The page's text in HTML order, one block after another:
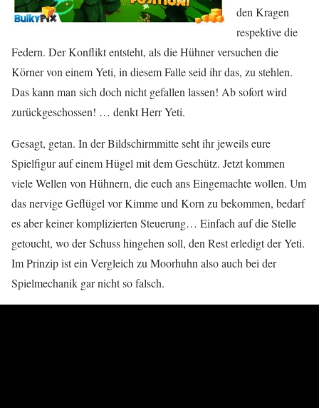
den Kragen
respektive die
Federn. Der Konflikt entsteht, als die Hühner versuchen die
Körner von einem Yeti, in diesem Falle seid ihr das, zu stehlen.
Das kann man sich doch nicht gefallen lassen! Ab sofort wird
zurückgeschossen! … denkt Herr Yeti.
Gesagt, getan. In der Bildschirmmitte seht ihr jeweils eure
Spielfigur auf einem Hügel mit dem Geschütz. Jetzt kommen
viele Wellen von Hühnern, die euch ans Eingemachte wollen. Um
das nervige Geflügel vor Kimme und Korn zu bekommen, bedarf
es aber keiner komplizierten Steuerung… Einfach auf die Stelle
getoucht, wo der Schuss hingehen soll, den Rest erledigt der Yeti.
Im Prinzip ist ein Vergleich zu Moorhuhn also auch bei der
Spielmechanik gar nicht so falsch.